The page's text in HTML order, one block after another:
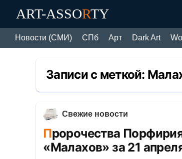
ART-ASSORTY
Новости (СМИ) СПб Арт Dark Art
Записи с меткой:
Свежие новости
Пророчества Порфирия Иванова: Обзор выпуска шоу
«Малахов» за 21